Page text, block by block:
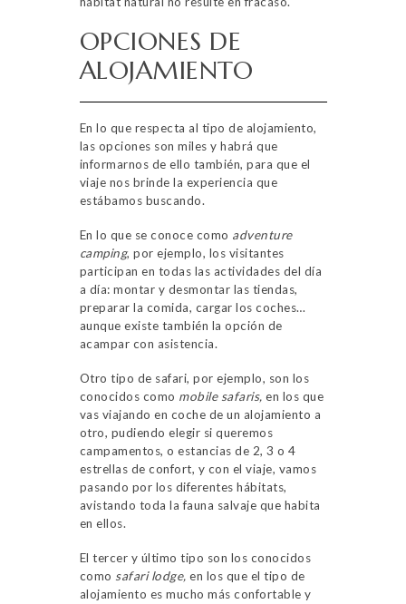
OPCIONES DE
ALOJAMIENTO
En lo que respecta al tipo de alojamiento,
las opciones son miles y habrá que
informarnos de ello también, para que el
viaje nos brinde la experiencia que
estábamos buscando.
En lo que se conoce como adventure
camping, por ejemplo, los visitantes
participan en todas las actividades del día
a día: montar y desmontar las tiendas,
preparar la comida, cargar los coches…
aunque existe también la opción de
acampar con asistencia.
Otro tipo de safari, por ejemplo, son los
conocidos como mobile safaris, en los que
vas viajando en coche de un alojamiento a
otro, pudiendo elegir si queremos
campamentos, o estancias de 2, 3 o 4
estrellas de confort, y con el viaje, vamos
pasando por los diferentes hábitats,
avistando toda la fauna salvaje que habita
en ellos.
El tercer y último tipo son los conocidos
como safari lodge, en los que el tipo de
alojamiento es mucho más confortable y